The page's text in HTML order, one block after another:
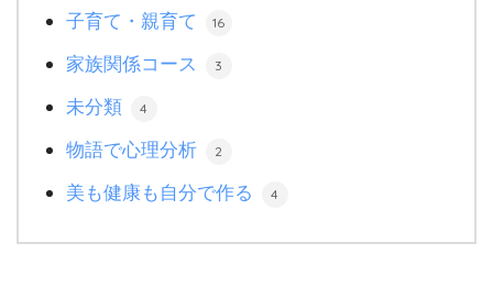
子育て・親育て 16
家族関係コース 3
未分類 4
物語で心理分析 2
美も健康も自分で作る 4